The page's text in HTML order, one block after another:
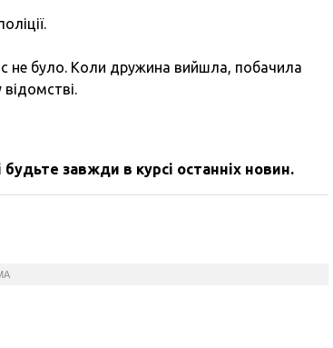
не було. Коли дружина вийшла, побачила
будьте завжди в курсі останніх новин.